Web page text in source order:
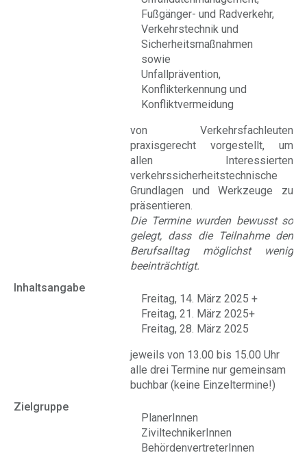
Fußgänger- und Radverkehr,
Verkehrstechnik und
Sicherheitsmaßnahmen
sowie
Unfallprävention,
Konflikterkennung und
Konfliktvermeidung
von Verkehrsfachleuten
praxisgerecht vorgestellt, um
allen Interessierten
verkehrssicherheitstechnische
Grundlagen und Werkzeuge zu
präsentieren.
Die Termine wurden bewusst so
gelegt, dass die Teilnahme den
Berufsalltag möglichst wenig
beeinträchtigt.
Inhaltsangabe
Freitag, 14. März 2025 +
Freitag, 21. März 2025+
Freitag, 28. März 2025
jeweils von 13.00 bis 15.00 Uhr
alle drei Termine nur gemeinsam
buchbar (keine Einzeltermine!)
Zielgruppe
PlanerInnen
ZiviltechnikerInnen
BehördenvertreterInnen